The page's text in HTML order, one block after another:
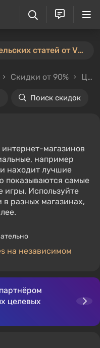
⚡️ Новый конкурс пользовательских статей от VGTimes — участвуйте тут ⚡️
Скидки от 90% Цены до 2000₽
Поиск скидок
магазинов
например
находит лучшие
показываются самые
игры. Используйте
в разных магазинах,
на независимом
целевых